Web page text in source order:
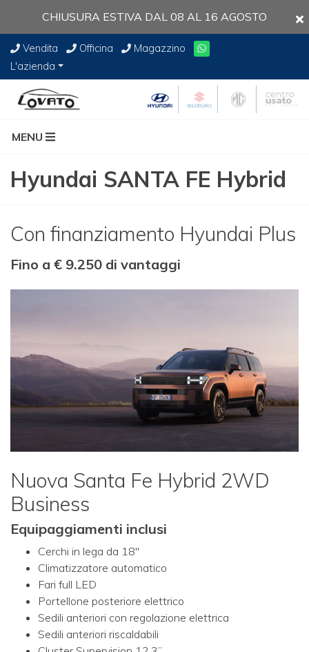
CHIUSURA ESTIVA DAL 08 AL 16 AGOSTO
Vendita Officina
Magazzino
L'azienda
MENU
Hyundai SANTA FE Hybrid
Con finanziamento Hyundai Plus
Fino a € 9.250 di vantaggi
Nuova Santa Fe Hybrid 2WD
Business
Equipaggiamenti inclusi
Cerchi in lega da 18"
Climatizzatore automatico
Fari full LED
Portellone posteriore elettrico
Sedili anteriori con regolazione elettrica
Sedili anteriori riscaldabili